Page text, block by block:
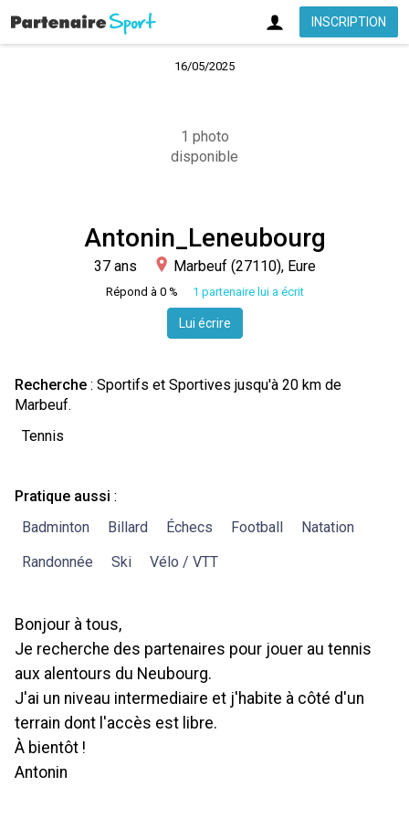
INSCRIPTION
16/05/2025
1 photo
disponible
Antonin_Leneubourg
37 ans Marbeuf (27110), Eure
Répond à 0 % 1 partenaire lui a écrit
Lui écrire
Recherche : Sportifs et Sportives jusqu'à 20 km de
Marbeuf.
Tennis
Pratique aussi :
Badminton
Billard Échecs Football
Natation
Randonnée
Ski Vélo / VTT
Bonjour à tous,
Je recherche des partenaires pour jouer au tennis
aux alentours du Neubourg.
J'ai un niveau intermediaire et j'habite à côté d'un
terrain dont l'accès est libre.
À bientôt !
Antonin